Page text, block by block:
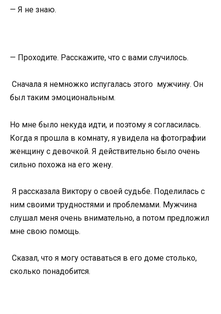
— Я не знаю.
— Проходите. Расскажите, что с вами случилось.
Сначала я немножко испугалась этого мужчину. Он
был таким эмоциональным.
Но мне было некуда идти, и поэтому я согласилась.
Когда я прошла в комнату, я увидела на фотографии
женщину с девочкой. Я действительно было очень
сильно похожа на его жену.
Я рассказала Виктору о своей судьбе. Поделилась с
ним своими трудностями и проблемами. Мужчина
слушал меня очень внимательно, а потом предложил
мне свою помощь.
Сказал, что я могу оставаться в его доме столько,
сколько понадобится.